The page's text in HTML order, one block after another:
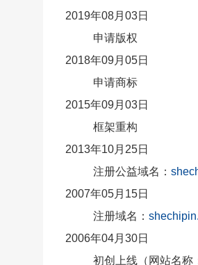
2019年08月03日
申请版权
2018年09月05日
申请商标
2015年09月03日
框架重构
2013年10月25日
注册公益域名：
2007年05月15日
注册域名：
2006年04月30日
初创上线（网站名称